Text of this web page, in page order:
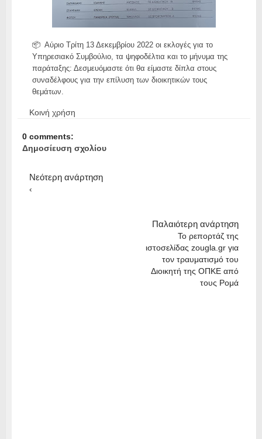
📦 Αύριο Τρίτη 13 Δεκεμβρίου 2022 οι εκλογές για το
Υπηρεσιακό Συμβούλιο, τα ψηφοδέλτια και το μήνυμα της
παράταξης: Δεσμευόμαστε ότι θα είμαστε δίπλα στους
συναδέλφους για την επίλυση των διοικητικών τους
θεμάτων.
Κοινή χρήση
0 comments:
Δημοσίευση σχολίου
Νεότερη ανάρτηση
‹
Παλαιότερη ανάρτηση
Το ρεπορτάζ της
ιστοσελίδας zougla.gr για
τον τραυματισμό του
Διοικητή της ΟΠΚΕ από
τους Ρομά